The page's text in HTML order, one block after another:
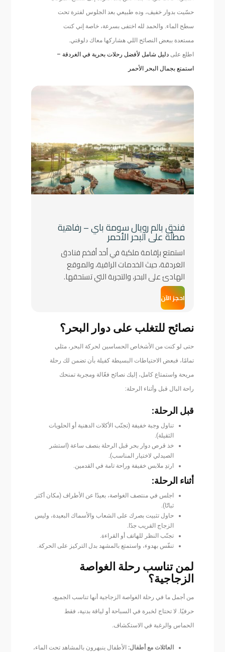
حسّيت بدوار خفيف، وده طبيعي بعد الجلوس لفترة تحت
سطح الماء. والحمد لله اختفى بسرعة، خاصة إني كنت
مستعدة ببعض النصائح اللي هشاركها معاك دلوقتي.
اطلع علىدليل شامل لأفضل رحلات بحرية في الغردقة –
استمتع بجمال البحر الأحمر
فندق بالم رويال سومة باي – رفاهية
مطلّة على البحر الأحمر
استمتع بإقامة ملكية في أحد أفخم فنادق
الغردقة، حيث الخدمات الراقية، والموقع
الهادئ على البحر، والتجربة التي تستحقها.
احجز الآن
نصائح للتغلب على دوار البحر؟
حتى لو كنت من الأشخاص الحساسين لحركة البحر، مثلي
تمامًا، فبعض الاحتياطات البسيطة كفيلة بأن تضمن لك رحلة
مريحة واستمتاع كامل، إليك نصائح فعّالة ومجربة تمنحك
راحة البال قبل وأثناء الرحلة:
قبل الرحلة:
تناول وجبة خفيفة (تجنّب الأكلات الدهنية أو الحلويات
الثقيلة).
خذ قرص دوار بحر قبل الرحلة بنصف ساعة (استشر
الصيدلي لاختيار المناسب).
ارتدِ ملابس خفيفة وراحة تامة في القدمين.
أثناء الرحلة:
اجلس في منتصف الغواصة، بعيدًا عن الأطراف (مكان أكثر
ثباتًا).
حاول تثبيت بصرك على الشعاب والأسماك البعيدة، وليس
الزجاج القريب جدًا.
تجنّب النظر للهاتف أو القراءة.
تنفّس بهدوء، واستمتع بالمشهد بدل التركيز على الحركة.
لمن تناسب رحلة الغواصة
الزجاجية؟
من أجمل ما في رحلة الغواصة الزجاجية أنها تناسب الجميع،
حرفيًا. لا تحتاج لخبرة في السباحة أو لياقة بدنية، فقط
الحماس والرغبة في الاستكشاف.
العائلات مع أطفال: الأطفال ينبهرون بالمشاهد تحت الماء،